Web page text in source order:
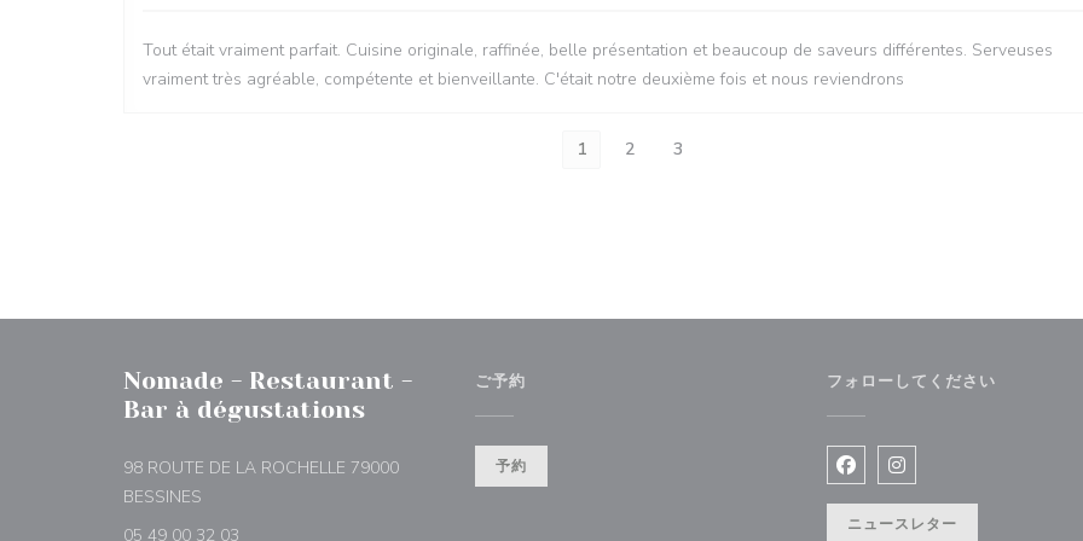
Tout était vraiment parfait. Cuisine originale, raffinée, belle présentation et beaucoup de saveurs différentes. Serveuses
vraiment très agréable, compétente et bienveillante. C'était notre deuxième fois et nous reviendrons
1 2 3
Nomade - Restaurant -
Bar à dégustations
98 ROUTE DE LA ROCHELLE 79000
BESSINES
05 49 00 32 03
ご予約
予約
フォローしてください
Facebook ((新しいウィンド
Instagram ((新しいウ
ニュースレター